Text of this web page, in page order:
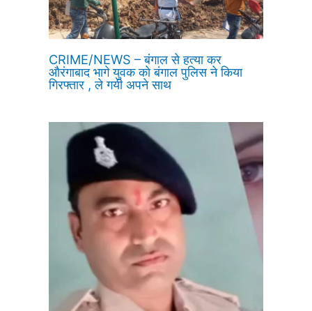
CRIME/NEWS – बंगाल से हत्या कर
औरंगाबाद भागे युवक को बंगाल पुलिस ने किया
गिरफ्तार , ले गयी अपने साथ